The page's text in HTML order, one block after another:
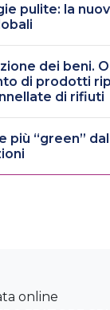
pulite: la
dei beni.
di prodotti
di rifiuti
più “green”
online